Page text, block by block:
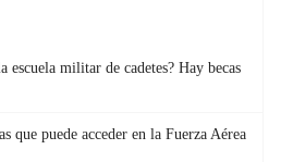
escuela militar de cadetes? Hay becas
que puede acceder en la Fuerza Aérea